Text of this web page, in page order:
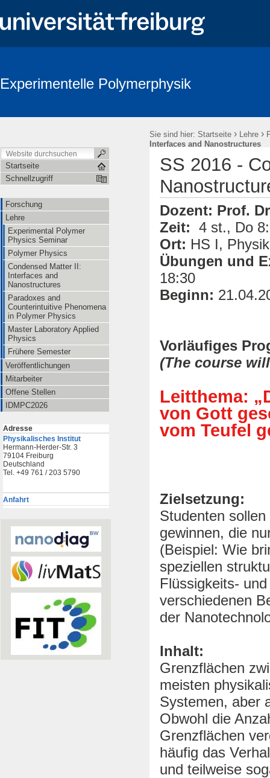
Experimentelle Polymerphysik
Sie sind hier: Startseite › Lehre ›
Interfaces and Nanostructures
Startseite
Schnellzugriff
Forschung
Lehre
Experimental Polymer
Physics Seminar
Polymer Physics
Condensed Matter II:
Interfaces and
Nanostructures
Paradoxes and
Counterintuitive Phenomena
in Polymer Physics
Master Laboratory Applied
Physics
Frühere Semester
Veröffentlichungen
Mitarbeiter
Offene Stellen
IDMPC2026
Adresse
Physikalisches Institut
Hermann-Herder-Str. 3
79104 Freiburg
Deutschland
Tel. +49 761 / 203 5790
Anfahrt
SS 2016 -
Dozent: Prof.
Zeit: 4 st., Do
Ort: HS I,
Übungen und
18:30
Beginn:
Vorläufiges
(The course
Leitthema:
von Gott
vom Teufel
Zielsetzung:
Studenten
gewinnen, die
(Beispiel: Wie
speziellen
Flüssigkeits-
verschiedenen
der
Inhalt:
Grenzflächen
meisten
Systemen, aber
Obwohl die
Grenzflächen
häufig das
und teilweise